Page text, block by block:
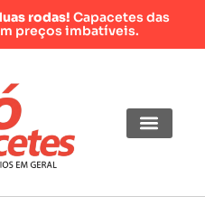
rodas! Capacetes das
preços imbatíveis.